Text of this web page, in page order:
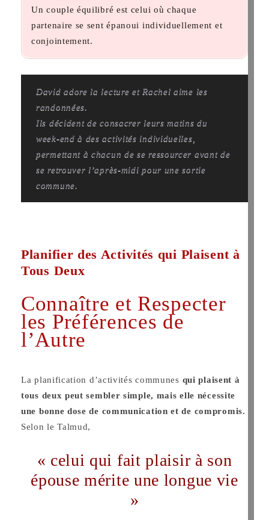
Un couple équilibré est celui où chaque
partenaire se sent épanoui individuellement et
conjointement.
David adore la lecture et Rachel aime les
randonnées.
Ils décident de consacrer leurs matins du
week-end à des activités individuelles,
permettant à chacun de se ressourcer avant de
se retrouver l’après-midi pour une sortie
commune.
Planifier des Activités qui Plaisent à
Tous Deux
Connaître et Respecter
les Préférences de
l’Autre
La planification d’activités communes qui plaisent à
tous deux peut sembler simple, mais elle nécessite
une bonne dose de communication et de compromis.
Selon le Talmud,
« celui qui fait plaisir à son
épouse mérite une longue vie
»